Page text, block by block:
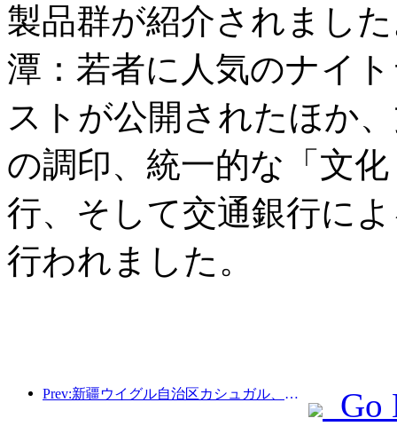
製品群が紹介されまし
潭：若者に人気のナイ
ストが公開されたほか
の調印、統一的な「文
行、そして交通銀行に
行われました。
Prev:新疆ウイグル自治区カシュガル、民族間交流の促進に向けた観光振興イベントを開催 Go